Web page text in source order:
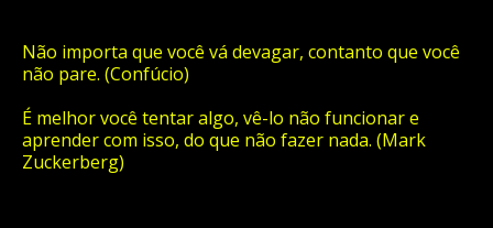
Não importa que você vá devagar, contanto que você
não pare. (Confúcio)
É melhor você tentar algo, vê-lo não funcionar e
aprender com isso, do que não fazer nada. (Mark
Zuckerberg)